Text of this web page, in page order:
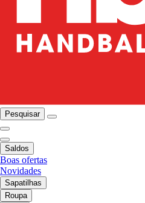
Pesquisar
Saldos
Boas ofertas
Novidades
Sapatilhas
Roupa